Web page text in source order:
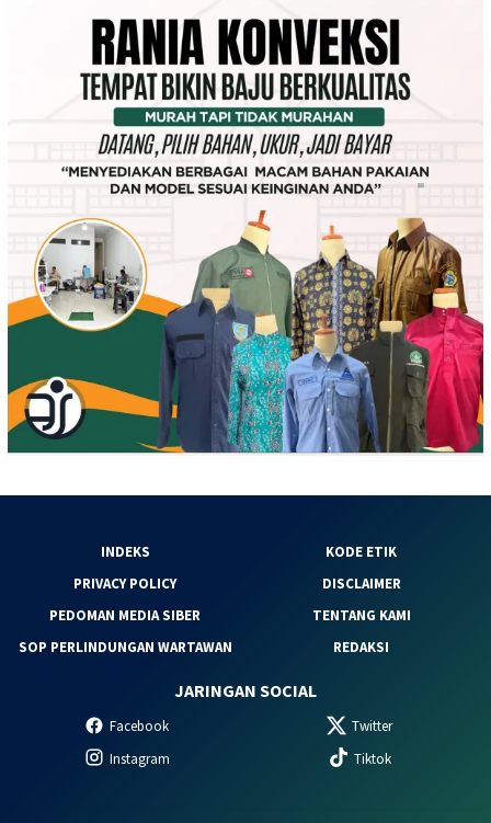
INDEKS
KODE ETIK
PRIVACY POLICY
DISCLAIMER
PEDOMAN MEDIA SIBER
TENTANG KAMI
SOP PERLINDUNGAN WARTAWAN
REDAKSI
JARINGAN SOCIAL
Facebook
Twitter
Instagram
Tiktok